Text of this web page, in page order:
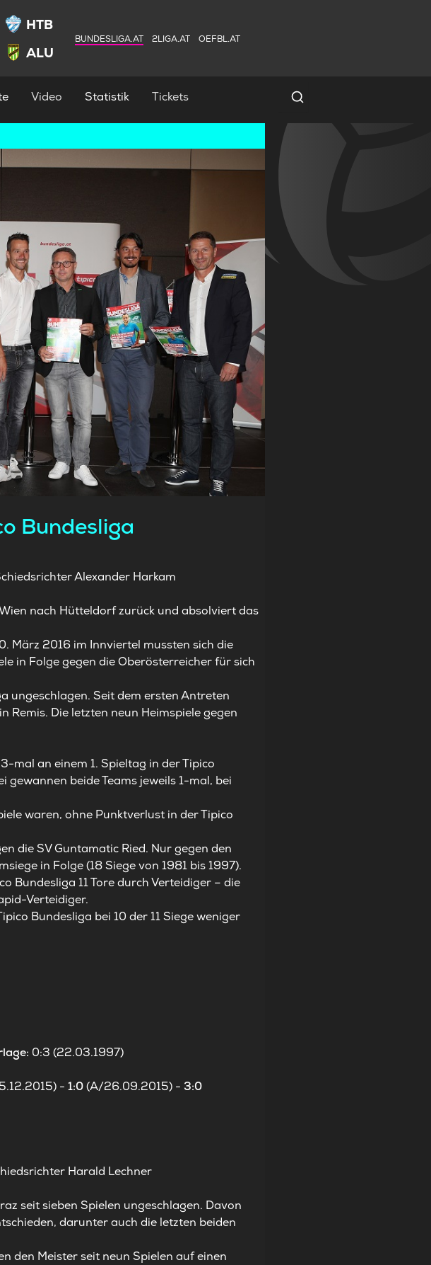
HTB
ALU
BUNDESLIGA.AT 2LIGA.AT OEFBL.AT
Video Statistik Tickets Spielersuche
Bundesliga
Alexander Harkam
nach Hütteldorf zurück und absolviert das
März 2016 im Innviertel mussten sich die
in Folge gegen die Oberösterreicher für sich
ungeschlagen. Seit dem ersten Antreten
Remis. Die letzten neun Heimspiele gegen
mal an einem 1. Spieltag in der Tipico
beide Teams jeweils 1-mal, bei
waren, ohne Punktverlust in der Tipico
die SV Guntamatic Ried. Nur gegen den
in Folge (18 Siege von 1981 bis 1997).
Bundesliga 11 Tore durch Verteidiger – die
Verteidiger.
Bundesliga bei 10 der 11 Siege weniger
0:3 (22.03.1997)
-1:0(A/26.09.2015) - 3:0
Harald Lechner
seit sieben Spielen ungeschlagen. Davon
darunter auch die letzten beiden
den Meister seit neun Spielen auf einen